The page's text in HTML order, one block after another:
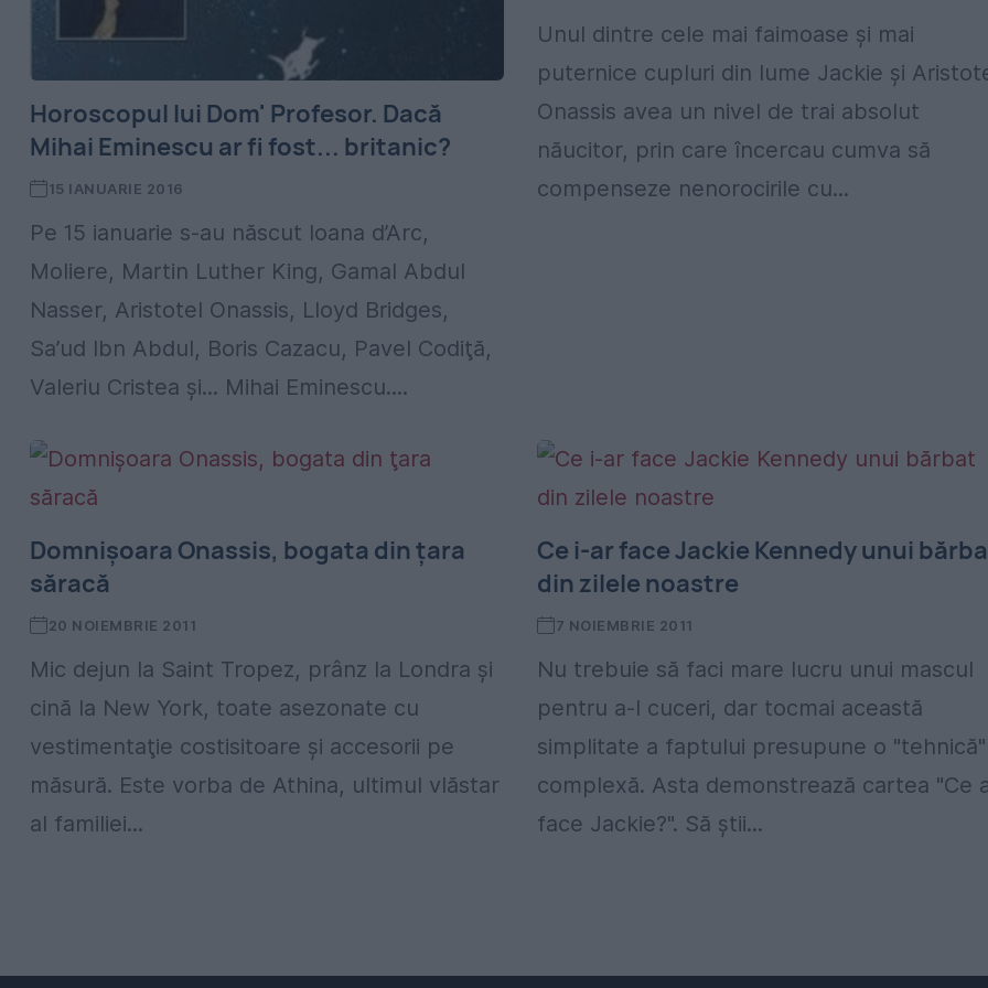
Horoscopul lui Dom' Profesor. Dacă
Mihai Eminescu ar fi fost... britanic?
15 IANUARIE 2016
Pe 15 ianuarie s-au născut Ioana d’Arc,
Moliere, Martin Luther King, Gamal Abdul
Nasser, Aristotel Onassis, Lloyd Bridges,
Sa’ud Ibn Abdul, Boris Cazacu, Pavel Codiţă,
Valeriu Cristea şi... Mihai Eminescu....
Unul dintre cele mai faimoase şi mai
puternice cupluri din lume Jackie şi
Onassis avea un nivel de trai absolut
năucitor, prin care încercau cumva să
compenseze nenorocirile cu...
Domnişoara Onassis, bogata din ţara
săracă
20 NOIEMBRIE 2011
Mic dejun la Saint Tropez, prânz la Londra şi
cină la New York, toate asezonate cu
vestimentaţie costisitoare şi accesorii pe
măsură. Este vorba de Athina, ultimul vlăstar
al familiei...
Ce i-ar face Jackie Kennedy unui
din zilele noastre
7 NOIEMBRIE 2011
Nu trebuie să faci mare lucru unui mascul
pentru a-l cuceri, dar tocmai această
simplitate a faptului presupune o "tehnică"
complexă. Asta demonstrează cartea "Ce
face Jackie?". Să ştii...